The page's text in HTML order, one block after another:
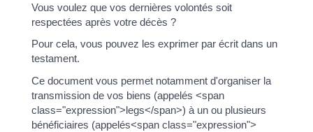
Vous voulez que vos dernières volontés soit
respectées après votre décès ?
Pour cela, vous pouvez les exprimer par écrit dans un
testament.
Ce document vous permet notamment d'organiser la
transmission de vos biens (appelés <span
class="expression">legs</span>) à un ou plusieurs
bénéficiaires (appelés<span class="expression">